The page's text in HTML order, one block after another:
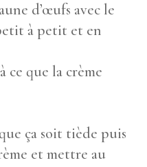
d’œufs avec le
à petit et en
ce que la crème
ça soit tiède puis
et mettre au